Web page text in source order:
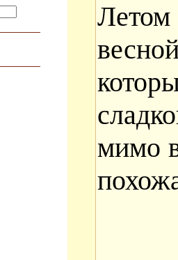
Летом
мимо